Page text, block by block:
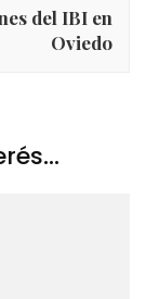
del IBI en
Oviedo